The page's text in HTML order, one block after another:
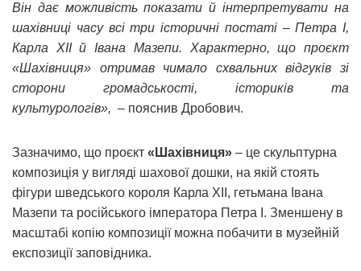
Він дає можливість показати й інтерпретувати на
шахівниці часу всі три історичні постаті – Петра I,
Карла XII й Івана Мазепи. Характерно, що проєкт
«Шахівниця» отримав чимало схвальних відгуків зі
сторони громадськості, істориків та
культурологів», – пояснив Дробович.
Зазначимо, що проєкт «Шахівниця» – це скульптурна
композиція у вигляді шахової дошки, на якій стоять
фігури шведського короля Карла XII, гетьмана Івана
Мазепи та російського імператора Петра I. Зменшену в
масштабі копію композиції можна побачити в музейній
експозиції заповідника.